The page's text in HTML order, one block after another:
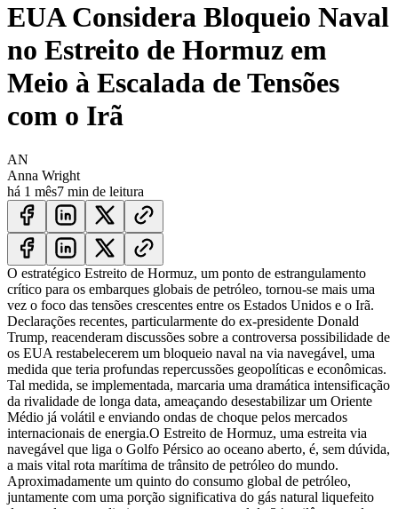
EUA Considera Bloqueio Naval
no Estreito de Hormuz em
Meio à Escalada de Tensões
com o Irã
AN
Anna Wright
há 1 mês7 min de leitura
O estratégico Estreito de Hormuz, um ponto de estrangulamento
crítico para os embarques globais de petróleo, tornou-se mais uma
vez o foco das tensões crescentes entre os Estados Unidos e o Irã.
Declarações recentes, particularmente do ex-presidente Donald
Trump, reacenderam discussões sobre a controversa possibilidade de
os EUA restabelecerem um bloqueio naval na via navegável, uma
medida que teria profundas repercussões geopolíticas e econômicas.
Tal medida, se implementada, marcaria uma dramática intensificação
da rivalidade de longa data, ameaçando desestabilizar um Oriente
Médio já volátil e enviando ondas de choque pelos mercados
internacionais de energia.O Estreito de Hormuz, uma estreita via
navegável que liga o Golfo Pérsico ao oceano aberto, é, sem dúvida,
a mais vital rota marítima de trânsito de petróleo do mundo.
Aproximadamente um quinto do consumo global de petróleo,
juntamente com uma porção significativa do gás natural liquefeito